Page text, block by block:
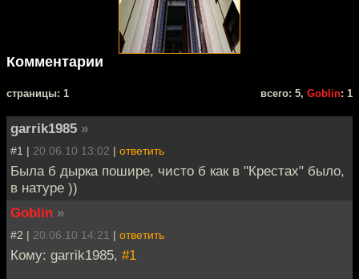
Комментарии
cтраницы: 1 всего: 5, Goblin: 1
garrik1985 »
#1 | 20.06.10 13:02 | ответить
Была б дырка пошире, чисто б как в "Крестах" было,
в натуре ))
Goblin »
#2 | 20.06.10 14:21 | ответить
Кому: garrik1985, #1